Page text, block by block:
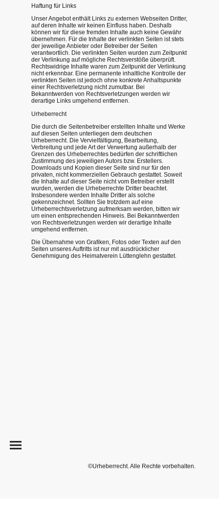
Haftung für Links
Unser Angebot enthält Links zu externen Webseiten Dritter,
auf deren Inhalte wir keinen Einfluss haben. Deshalb
können wir für diese fremden Inhalte auch keine Gewähr
übernehmen. Für die Inhalte der verlinkten Seiten ist stets
der jeweilige Anbieter oder Betreiber der Seiten
verantwortlich. Die verlinkten Seiten wurden zum Zeitpunkt
der Verlinkung auf mögliche Rechtsverstöße überprüft.
Rechtswidrige Inhalte waren zum Zeitpunkt der Verlinkung
nicht erkennbar. Eine permanente inhaltliche Kontrolle der
verlinkten Seiten ist jedoch ohne konkrete Anhaltspunkte
einer Rechtsverletzung nicht zumutbar. Bei
Bekanntwerden von Rechtsverletzungen werden wir
derartige Links umgehend entfernen.
Urheberrecht
Die durch die Seitenbetreiber erstellten Inhalte und Werke
auf diesen Seiten unterliegen dem deutschen
Urheberrecht. Die Vervielfältigung, Bearbeitung,
Verbreitung und jede Art der Verwertung außerhalb der
Grenzen des Urheberrechtes bedürfen der schriftlichen
Zustimmung des jeweiligen Autors bzw. Erstellers.
Downloads und Kopien dieser Seite sind nur für den
privaten, nicht kommerziellen Gebrauch gestattet. Soweit
die Inhalte auf dieser Seite nicht vom Betreiber erstellt
wurden, werden die Urheberrechte Dritter beachtet.
Insbesondere werden Inhalte Dritter als solche
gekennzeichnet. Sollten Sie trotzdem auf eine
Urheberrechtsverletzung aufmerksam werden, bitten wir
um einen entsprechenden Hinweis. Bei Bekanntwerden
von Rechtsverletzungen werden wir derartige Inhalte
umgehend entfernen.
Die Übernahme von Grafiken, Fotos oder Texten auf den
Seiten unseres Auftritts ist nur mit ausdrücklicher
Genehmigung des Heimatverein Lüttenglehn gestattet.
©Urheberrecht. Alle Rechte vorbehalten.